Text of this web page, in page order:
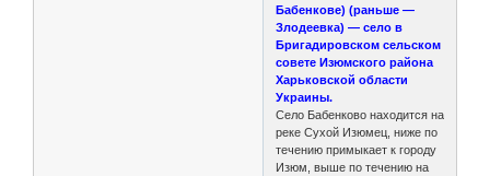
Бабенкове) (раньше —
Злодеевка) — село в
Бригадировском сельском
совете Изюмского района
Харьковской области
Украины.
Село Бабенково находится на
реке Сухой Изюмец, ниже по
течению примыкает к городу
Изюм, выше по течению на